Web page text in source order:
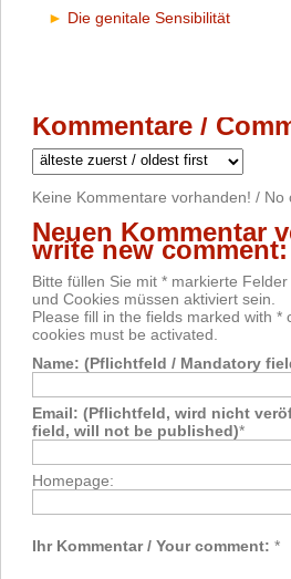
Die genitale Sensibilität
Kommentare /
Keine Kommentare vorhanden! / No
Neuen Kommentar
write new comment:
Bitte füllen Sie mit * markierte
und Cookies müssen aktiviert sein.
Please fill in the fields marked with *
cookies must be activated.
Name: (Pflichtfeld / Mandatory
Email: (Pflichtfeld, wird nicht
field, will not be published)*
Homepage:
Ihr Kommentar / Your comment: *